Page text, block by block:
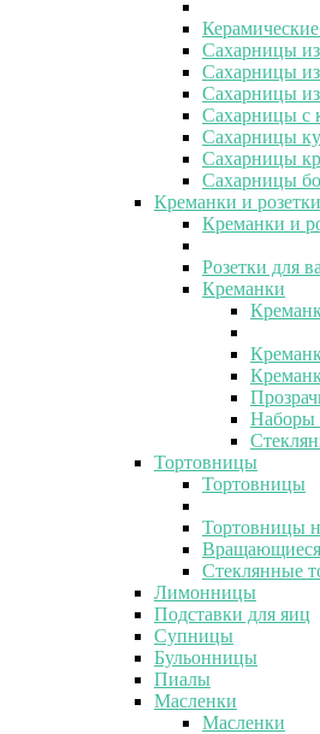
Сахарницы из
Сахарницы
Сахарницы
Сахарницы с
Сахарницы
Сахарницы
Сахарницы
Креманки и розетки
Креманки и
Розетки для
Креманки
Наборы
Тортовницы
Тортовницы
Тортовницы
Стеклянные
Лимонницы
Подставки для яиц
Супницы
Бульонницы
Пиалы
Масленки
Масленки